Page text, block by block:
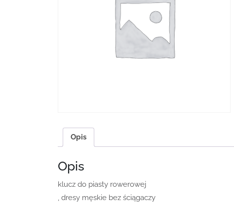
Opis
Opis
klucz do piasty rowerowej
, dresy męskie bez ściągaczy